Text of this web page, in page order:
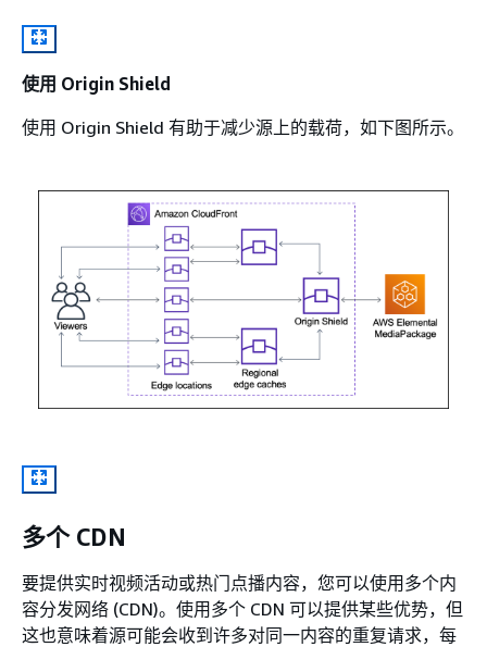
使用 Origin Shield
使用 Origin Shield 有助于减少源上的载荷，如下图所示。
多个 CDN
要提供实时视频活动或热门点播内容，您可以使用多个内
容分发网络 (CDN)。使用多个 CDN 可以提供某些优势，但
这也意味着源可能会收到许多对同一内容的重复请求，每